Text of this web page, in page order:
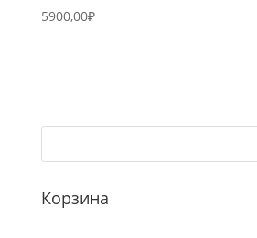
5900,00₽
Корзина